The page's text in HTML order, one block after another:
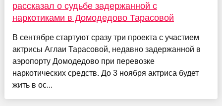
рассказал о судьбе задержанной с
наркотиками в Домодедово Тарасовой
В сентябре стартуют сразу три проекта с участием
актрисы Аглаи Тарасовой, недавно задержанной в
аэропорту Домодедово при перевозке
наркотических средств. До 3 ноября актриса будет
жить в ос...